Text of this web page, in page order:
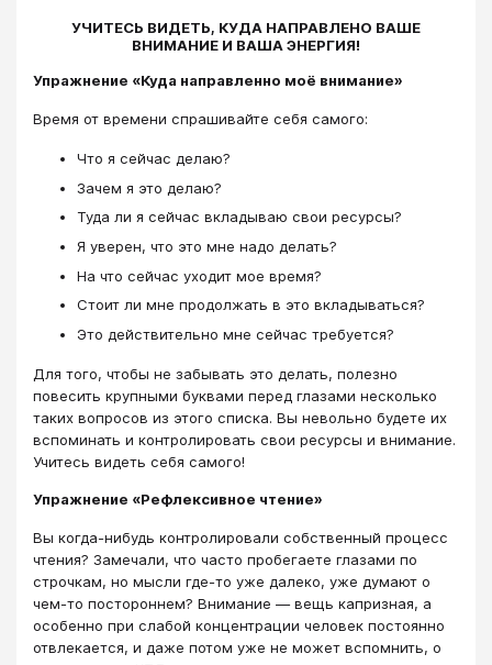
УЧИТЕСЬ ВИДЕТЬ, КУДА НАПРАВЛЕНО ВАШЕ
ВНИМАНИЕ И ВАША ЭНЕРГИЯ!
Упражнение «Куда направленно моё внимание»
Время от времени спрашивайте себя самого:
Что я сейчас делаю?
Зачем я это делаю?
Туда ли я сейчас вкладываю свои ресурсы?
Я уверен, что это мне надо делать?
На что сейчас уходит мое время?
Стоит ли мне продолжать в это вкладываться?
Это действительно мне сейчас требуется?
Для того, чтобы не забывать это делать, полезно
повесить крупными буквами перед глазами несколько
таких вопросов из этого списка. Вы невольно будете их
вспоминать и контролировать свои ресурсы и внимание.
Учитесь видеть себя самого!
Упражнение «Рефлексивное чтение»
Вы когда-нибудь контролировали собственный процесс
чтения? Замечали, что часто пробегаете глазами по
строчкам, но мысли где-то уже далеко, уже думают о
чем-то постороннем? Внимание ― вещь капризная, а
особенно при слабой концентрации человек постоянно
отвлекается, и даже потом уже не может вспомнить, о